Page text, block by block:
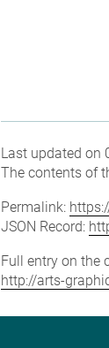
Last updated on
The contents of
Permalink:
JSON Record:
Full entry on the
http://arts-